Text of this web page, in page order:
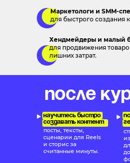
Маркетологи и SMM-
для быстрого создания
Хендмейдеры и малый
для продвижения
лишних затрат.
после
посты, тексты,
сценарии для Reels
и сторис за
считанные минуты.
научитесь быстро
создавать контент